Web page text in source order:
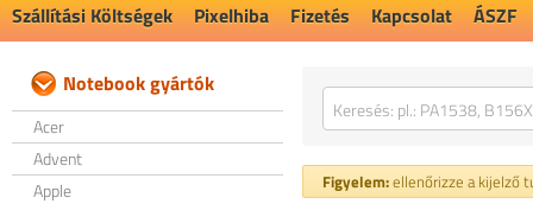
Szállítási Költségek Pixelhiba Fizetés Kapcsolat ÁSZF
Notebook gyártók
Acer
Advent
Apple
Figyelem:ellenőrizze a kijelző